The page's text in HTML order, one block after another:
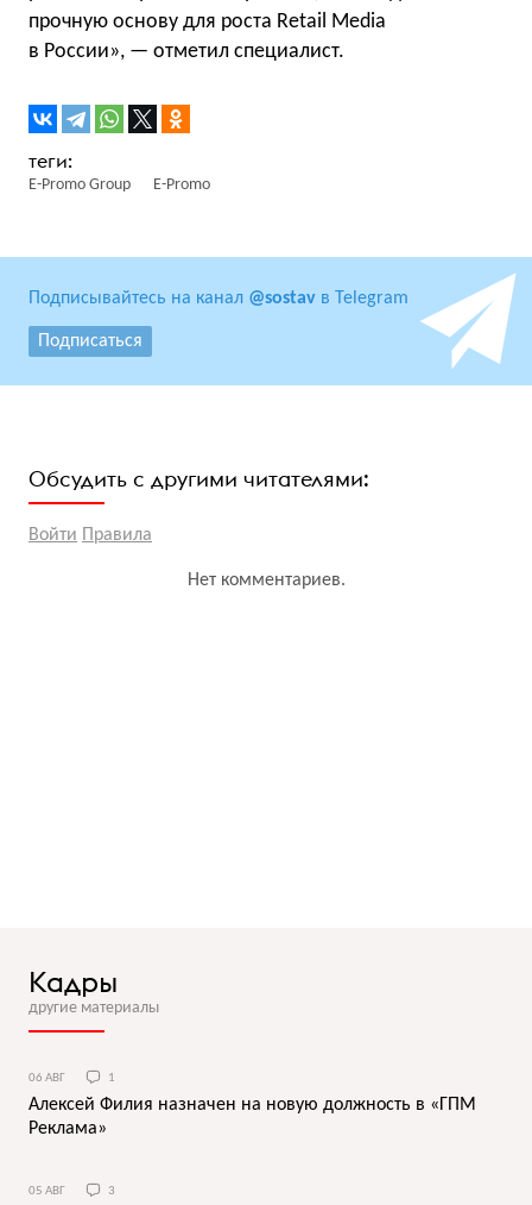
прочную основу для роста Retail Media
в России», — отметил специалист.
E-Promo Group E-Promo
Подписывайтесь на канал @sostav в Telegram
Подписаться
Обсудить с другими читателями:
Войти Правила
Нет комментариев.
Кадры
другие материалы
06 АВГ 1
Алексей Филия назначен на новую должность в «ГПМ
Реклама»
05 АВГ 3